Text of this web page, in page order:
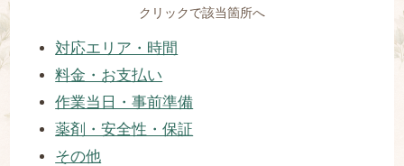
クリックで該当箇所へ
対応エリア・時間
料金・お支払い
作業当日・事前準備
薬剤・安全性・保証
その他